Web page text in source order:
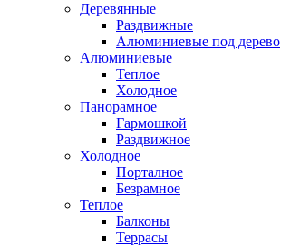
Деревянные
Раздвижные
Алюминиевые под дерево
Алюминиевые
Теплое
Холодное
Панорамное
Гармошкой
Раздвижное
Холодное
Порталное
Безрамное
Теплое
Балконы
Террасы